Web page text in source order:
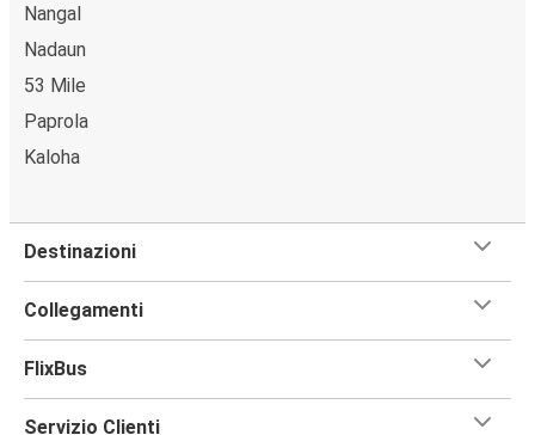
Nangal
Nadaun
53 Mile
Paprola
Kaloha
Destinazioni
Collegamenti
FlixBus
Servizio Clienti